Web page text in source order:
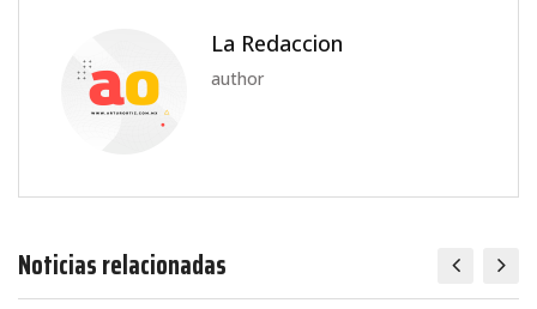
La Redaccion
author
Noticias relacionadas